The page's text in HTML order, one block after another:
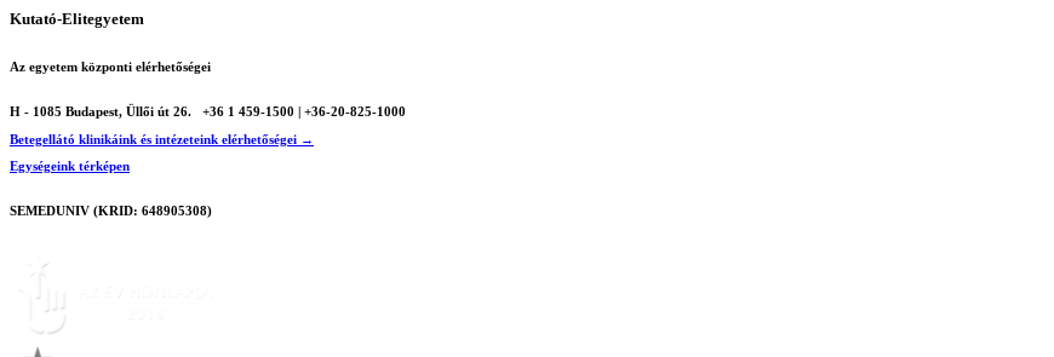
Kutató-Elitegyetem
Az egyetem központi elérhetőségei
H - 1085 Budapest, Üllői út 26.
+36 1 459-1500 | +36-20-825-1000
Betegellátó klinikáink és intézeteink elérhetőségei →
Egységeink térképen
SEMEDUNIV (KRID: 648905308)